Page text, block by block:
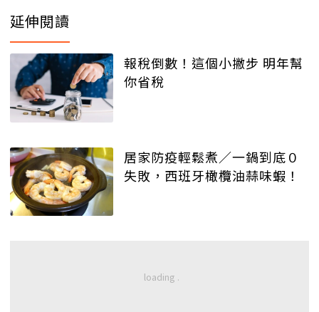
延伸閱讀
報稅倒數！這個小撇步 明年幫
你省稅
居家防疫輕鬆煮／一鍋到底０
失敗，西班牙橄欖油蒜味蝦！